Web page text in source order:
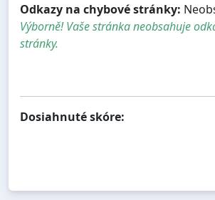
Odkazy na chybové stránky:
Výborně! Vaše stránka neobsahuje
stránky.
Dosiahnuté skóre: